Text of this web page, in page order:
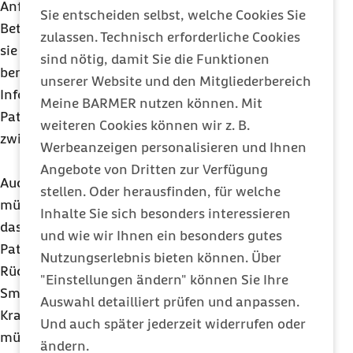
Sie entscheiden selbst, welche Cookies Sie
zulassen. Technisch erforderliche Cookies
sind nötig, damit Sie die Funktionen
unserer Website und den Mitgliederbereich
Meine BARMER nutzen können. Mit
weiteren Cookies können wir z. B.
Werbeanzeigen personalisieren und Ihnen
Angebote von Dritten zur Verfügung
stellen. Oder herausfinden, für welche
Inhalte Sie sich besonders interessieren
und wie wir Ihnen ein besonders gutes
Nutzungserlebnis bieten können. Über
"Einstellungen ändern" können Sie Ihre
Auswahl detailliert prüfen und anpassen.
Und auch später jederzeit widerrufen oder
ändern.
Anfang an nachweisen. Erleichtern sie den
Betroffenen mit ihrer Krankheit zu leben, indem
sie genau die Informationen bereitstellen, die sie
benötigen? Verbessern sie zugleich den
Informationsfluss zwischen den Patienten und
Patientinnen und den Ärzten und Arztinnen sowie
zwischen letzteren untereinander?
Auch was den Datenschutz anbelangt,
müssen DiGA
hohe Voraussetzungen erfüllen. Und
das ist gut so. Es genügt zum Beispiel nicht, dass
Patienten und Patientinnen eineDiGA
für ihre
Rückenschmerzen oder Schlafstörungen auf ihr
Smartphone
laden. Damit die Kosten von der
Krankenkasse übernommen werden können,
müssen sie auch auf lange Sicht zeigen, dass ihre